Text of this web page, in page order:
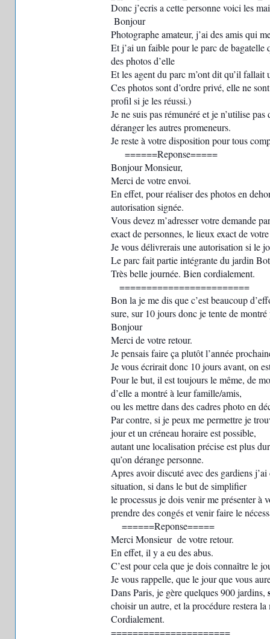
Donc j’ecris a cette personne voici les
Bonjour
Photographe amateur, j’ai des amis qui
Et j’ai un faible pour le parc de bagatelle
des photos d’elle
Et les agent du parc m’ont dit qu’il fallait
Ces photos sont d’ordre privé, elle ne
profil si je les réussi.)
Je ne suis pas rémunéré et je n’utilise
déranger les autres promeneurs.
Je reste à votre disposition pour tous
======Reponse=====
Bonjour Monsieur,
Merci de votre envoi.
En effet, pour réaliser des photos en
autorisation signée.
Vous devez m’adresser votre demande
exact de personnes, le lieux exact de
Je vous délivrerais une autorisation si le
Le parc fait partie intégrante du jardin
Très belle journée. Bien cordialement.
========================
Bon la je me dis que c’est beaucoup
sure, sur 10 jours donc je tente de
Bonjour
Merci de votre retour.
Je pensais faire ça plutôt l’année
Je vous écrirait donc 10 jours avant, on
Pour le but, il est toujours le même, de
d’elle a montré à leur famille/amis,
ou les mettre dans des cadres photo en
Par contre, si je peux me permettre je
jour et un créneau horaire est possible,
autant une localisation précise est plus
qu’on dérange personne.
Apres avoir discuté avec des gardiens
situation, si dans le but de simplifier
le processus je dois venir me présenter à
prendre des congés et venir faire le
======Reponse=====
Merci Monsieur de votre retour.
En effet, il y a eu des abus.
C’est pour cela que je dois connaître le
Je vous rappelle, que le jour que vous
Dans Paris, je gère quelques 900 jardins,
choisir un autre, et la procédure restera la
Cordialement.
======================